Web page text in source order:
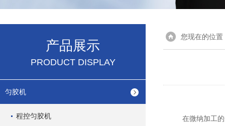
产品展示
PRODUCT DISPLAY
匀胶机
程控匀胶机
您现在的位置
在微纳加工的